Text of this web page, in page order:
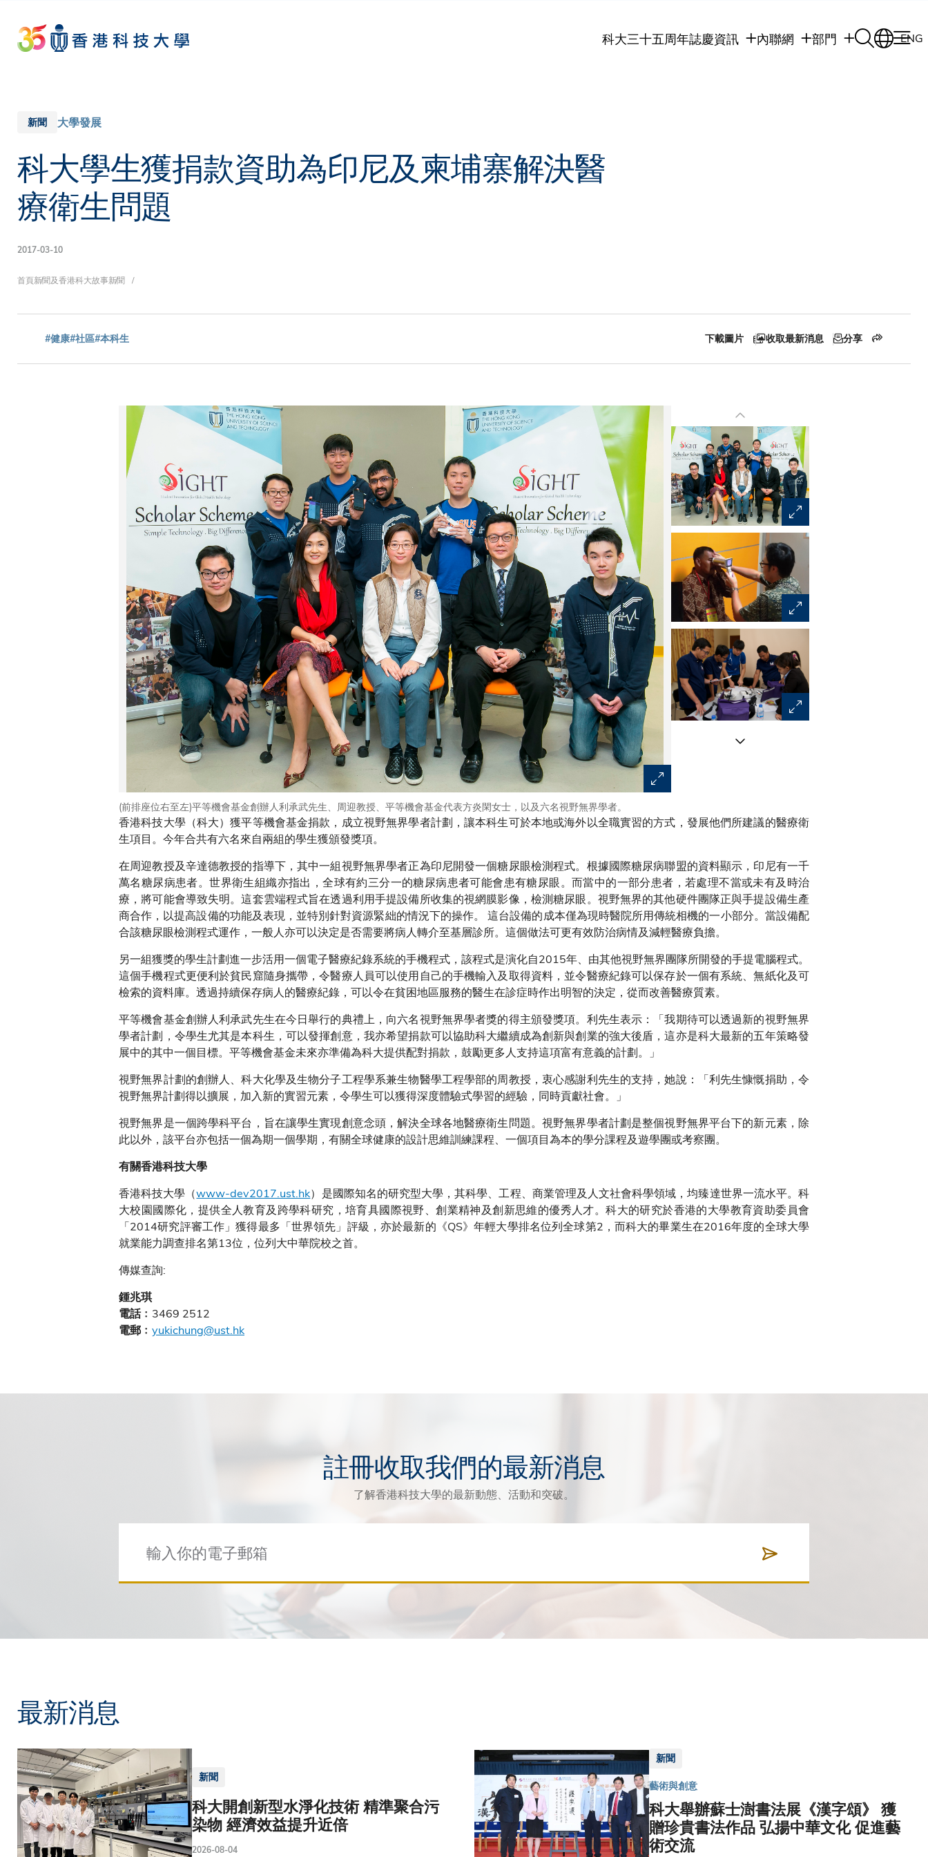
main
content
科大三十五周年誌慶資訊 內聯網 部門 ENG
新聞 大學發展
科大學生獲捐款資助為印尼及柬埔寨解決醫
療衛生問題
2017-03-10
導
航
首頁新聞及香港科大故事新聞
#健康#社區#本科生 下載圖片 收取最新消息 分享
(前排座位右至左)平等機會基金創辦人利承武先生、周迎教授、平等機會基金代表方炎閑女士，以及六名視野無界學者。
香港科技大學（科大）獲平等機會基金捐款，成立視野無界學者計劃，讓本科生可於本地或海外以全職實習的方式，發展他們所建議的醫療衛
生項目。今年合共有六名來自兩組的學生獲頒發獎項。
在周迎教授及辛達德教授的指導下，其中一組視野無界學者正為印尼開發一個糖尿眼檢測程式。根據國際糖尿病聯盟的資料顯示，印尼有一千
萬名糖尿病患者。世界衛生組織亦指出，全球有約三分一的糖尿病患者可能會患有糖尿眼。而當中的一部分患者，若處理不當或未有及時治
療，將可能會導致失明。這套雲端程式旨在透過利用手提設備所收集的視網膜影像，檢測糖尿眼。視野無界的其他硬件團隊正與手提設備生產
商合作，以提高設備的功能及表現，並特別針對資源緊絀的情況下的操作。 這台設備的成本僅為現時醫院所用傳統相機的一小部分。當設備配
合該糖尿眼檢測程式運作，一般人亦可以決定是否需要將病人轉介至基層診所。這個做法可更有效防治病情及減輕醫療負擔。
另一組獲獎的學生計劃進一步活用一個電子醫療紀錄系統的手機程式，該程式是演化自2015年、由其他視野無界團隊所開發的手提電腦程式。
這個手機程式更便利於貧民窟隨身攜帶，令醫療人員可以使用自己的手機輸入及取得資料，並令醫療紀錄可以保存於一個有系統、無紙化及可
檢索的資料庫。透過持續保存病人的醫療紀錄，可以令在貧困地區服務的醫生在診症時作出明智的決定，從而改善醫療質素。
平等機會基金創辦人利承武先生在今日舉行的典禮上，向六名視野無界學者獎的得主頒發獎項。利先生表示：「我期待可以透過新的視野無界
學者計劃，令學生尤其是本科生，可以發揮創意，我亦希望捐款可以協助科大繼續成為創新與創業的強大後盾，這亦是科大最新的五年策略發
展中的其中一個目標。平等機會基金未來亦準備為科大提供配對捐款，鼓勵更多人支持這項富有意義的計劃。」
視野無界計劃的創辦人、科大化學及生物分子工程學系兼生物醫學工程學部的周教授，衷心感謝利先生的支持，她說：「利先生慷慨捐助，令
視野無界計劃得以擴展，加入新的實習元素，令學生可以獲得深度體驗式學習的經驗，同時貢獻社會。」
視野無界是一個跨學科平台，旨在讓學生實現創意念頭，解決全球各地醫療衛生問題。視野無界學者計劃是整個視野無界平台下的新元素，除
此以外，該平台亦包括一個為期一個學期，有關全球健康的設計思維訓練課程、一個項目為本的學分課程及遊學團或考察團。
有關香港科技大學
香港科技大學（www-dev2017.ust.hk）是國際知名的研究型大學，其科學、工程、商業管理及人文社會科學領域，均臻達世界一流水平。科
大校園國際化，提供全人教育及跨學科研究，培育具國際視野、創業精神及創新思維的優秀人才。科大的研究於香港的大學教育資助委員會
「2014研究評審工作」獲得最多「世界領先」評級，亦於最新的《QS》年輕大學排名位列全球第2，而科大的畢業生在2016年度的全球大學
就業能力調查排名第13位，位列大中華院校之首。
傳媒查詢:
鍾兆琪
電話﹕ 3469 2512
電郵﹕ yukichung@ust.hk
註冊收取我們的最新消息
了解香港科技大學的最新動態、活動和突破。
最新消息
新聞
科大開創新型水淨化技術 精準聚合污
染物 經濟效益提升近倍
2026-08-04
新聞
藝術與創意
科大舉辦蘇士澍書法展《漢字頌》 獲
贈珍貴書法作品 弘揚中華文化 促進藝
術交流